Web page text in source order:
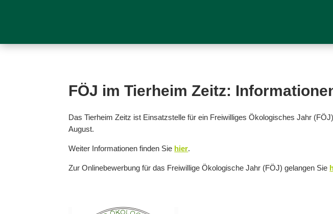
FÖJ im Tierheim Zeitz:
Das Tierheim Zeitz ist Einsatzstelle für ein Freiwilliges Ökologisches Jahr
August.
Weiter Informationen finden Sie hier.
Zur Onlinebewerbung für das Freiwillige Ökologische Jahr (FÖJ) gelangen Sie